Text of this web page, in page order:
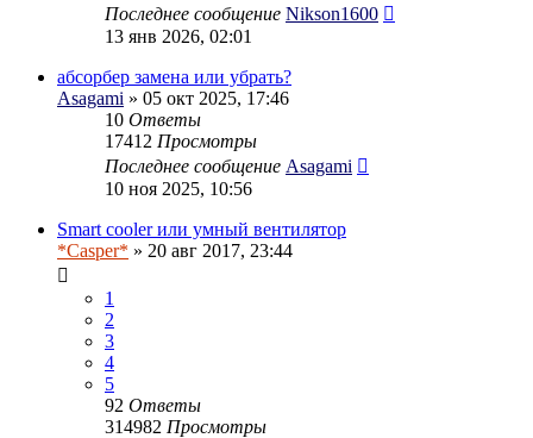
Последнее сообщение Nikson1600
13 янв 2026, 02:01
абсорбер замена или убрать?
Asagami » 05 окт 2025, 17:46
10 Ответы
17412 Просмотры
Последнее сообщение Asagami
10 ноя 2025, 10:56
Smart cooler или умный вентилятор
*Casper* » 20 авг 2017, 23:44
1
2
3
4
5
92 Ответы
314982 Просмотры